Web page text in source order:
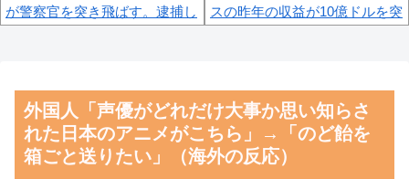
が警察官を突き飛ばす。逮捕し
と山田さん』、大物漫画家たち
から絶賛されるwwww
【朗報】齋藤飛鳥、前屈みで
完全に見えてる動画が拡散され
スの昨年の収益が10億ドルを突
海外「彼らこそ真のヒーロー
だ！」手術中に大地震が起きた
熊本総合病院の映像を見た海外
の反応
外国人「声優がどれだけ大事か思い知らさ
れた日本のアニメがこちら」→「のど飴を
箱ごと送りたい」（海外の反応）